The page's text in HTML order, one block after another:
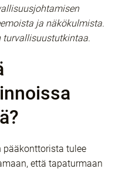
ja näkökulmista.
turvallisuustutkintaa.
pääkonttorista tulee
että tapaturmaan